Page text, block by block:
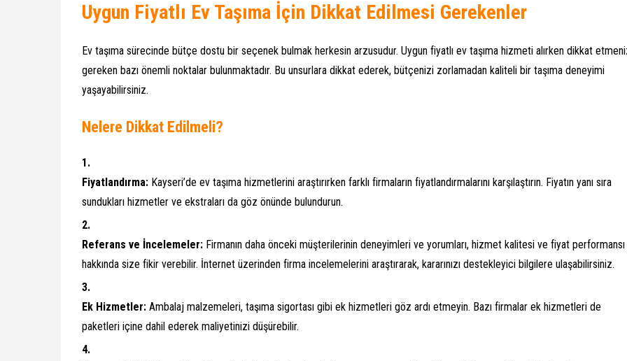
Uygun Fiyatlı Ev Taşıma İçin Dikkat Edilmesi Gerekenler
Ev taşıma sürecinde bütçe dostu bir seçenek bulmak herkesin arzusudur. Uygun fiyatlı ev taşıma hizmeti alırken dikkat
gereken bazı önemli noktalar bulunmaktadır. Bu unsurlara dikkat ederek, bütçenizi zorlamadan kaliteli bir taşıma deneyimi
yaşayabilirsiniz.
Nelere Dikkat Edilmeli?
Fiyatlandırma: Kayseri’de ev taşıma hizmetlerini araştırırken farklı firmaların fiyatlandırmalarını karşılaştırın. Fiyatın yanı sıra
sundukları hizmetler ve ekstraları da göz önünde bulundurun.
Referans ve İncelemeler: Firmanın daha önceki müşterilerinin deneyimleri ve yorumları, hizmet kalitesi ve fiyat performansı
hakkında size fikir verebilir. İnternet üzerinden firma incelemelerini araştırarak, kararınızı destekleyici bilgilere ulaşabilirsiniz.
Ek Hizmetler: Ambalaj malzemeleri, taşıma sigortası gibi ek hizmetleri göz ardı etmeyin. Bazı firmalar ek hizmetleri de
paketleri içine dahil ederek maliyetinizi düşürebilir.